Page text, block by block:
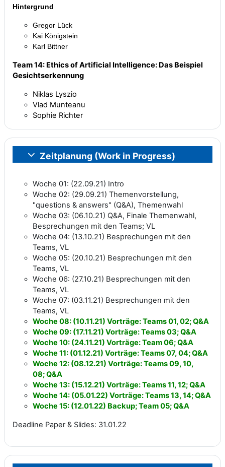
Hintergrund
Gregor Lück
Kai Königstein
Karl Bittner
Team 14: Ethics of Artificial Intelligence: Das Beispiel
Gesichtserkennung
Niklas Lyszio
Vlad Munteanu
Sophie Richter
Einklappen
Zeitplanung (Work in Progress)
Woche 01: (22.09.21) Intro
Woche 02: (29.09.21) Themenvorstellung,
"questions & answers" (Q&A), Themenwahl
Woche 03: (06.10.21) Q&A, Finale Themenwahl,
Besprechungen mit den Teams; VL
Woche 04: (13.10.21) Besprechungen mit den
Teams, VL
Woche 05: (20.10.21) Besprechungen mit den
Teams, VL
Woche 06: (27.10.21) Besprechungen mit den
Teams, VL
Woche 07: (03.11.21) Besprechungen mit den
Teams, VL
Woche 08: (10.11.21) Vorträge: Teams 01, 02; Q&A
Woche 09: (17.11.21) Vorträge: Teams 03; Q&A
Woche 10: (24.11.21) Vorträge: Team 06; Q&A
Woche 11: (01.12.21) Vorträge: Teams 07,04; Q&A
Woche 12: (08.12.21) Vorträge: Teams 09, 10,
08; Q&A
Woche 13: (15.12.21) Vorträge: Teams 11, 12; Q&A
Woche 14: (05.01.22) Vorträge: Teams 13, 14; Q&A
Woche 15: (12.01.22) Backup;Team 05;Q&A
Deadline Paper & Slides: 31.01.22